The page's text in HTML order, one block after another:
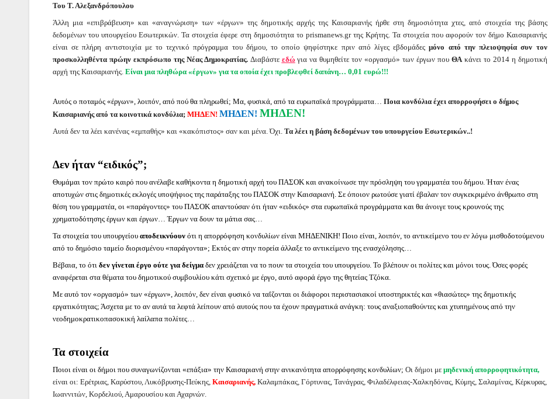
Του Τ. Αλεξανδρόπουλου
Άλλη μια «επιβράβευση» και «αναγνώριση» των «έργων» της δημοτικής αρχής της Καισαριανής ήρθε στη δημοσιότητα χτες, από στοιχεία της βάσης
δεδομένων του υπουργείου Εσωτερικών. Τα στοιχεία έφερε στη δημοσιότητα το prismanews.gr της Κρήτης. Τα στοιχεία που αφορούν τον δήμο Καισαριανής
είναι σε πλήρη αντιστοιχία με το τεχνικό πρόγραμμα του δήμου, το οποίο ψηφίστηκε πριν από λίγες εβδομάδεςμόνο από την πλειοψηφία συν τον
προσκολληθέντα πρώην εκπρόσωπο της Νέας Δημοκρατίας. Διαβάστε εδώ για να θυμηθείτε τον «οργασμό» των έργων που ΘΑκάνει το 2014 η δημοτική
αρχή της Καισαριανής. Είναι μια πληθώρα «έργων» για τα οποία έχει προβλεφθεί δαπάνη… 0,01 ευρώ!!!
Αυτός ο ποταμός «έργων», λοιπόν, από πού θα πληρωθεί; Μα, φυσικά, από τα ευρωπαϊκά προγράμματα… Ποια κονδύλια έχει απορροφήσει ο δήμος
Καισαριανής από τα κοινοτικά κονδύλια; ΜΗΔΕΝ! ΜΗΔΕΝ! ΜΗΔΕΝ!
Αυτά δεν τα λέει κανένας «εμπαθής» και «κακόπιστος» σαν και μένα. Όχι. Τα λέει η βάση δεδομένων του υπουργείου Εσωτερικών..!
Δεν ήταν “ειδικός”;
Θυμάμαι τον πρώτο καιρό που ανέλαβε καθήκοντα η δημοτική αρχή του ΠΑΣΟΚ και ανακοίνωσε την πρόσληψη του γραμματέα του δήμου. Ήταν ένας
αποτυχών στις δημοτικές εκλογές υποψήφιος της παράταξης του ΠΑΣΟΚ στην Καισαριανή. Σε όποιον ρωτούσε γιατί έβαλαν τον συγκεκριμένο άνθρωπο στη
θέση του γραμματέα, οι «παράγοντες» του ΠΑΣΟΚ απαντούσαν ότι ήταν «ειδικός» στα ευρωπαϊκά προγράμματα και θα άνοιγε τους κρουνούς της
χρηματοδότησης έργων και έργων… Έργων να δουν τα μάτια σας…
Τα στοιχεία του υπουργείου αποδεικνύουν ότι η απορρόφηση κονδυλίων είναι ΜΗΔΕΝΙΚΗ! Ποιο είναι, λοιπόν, το αντικείμενο του εν λόγω μισθοδοτούμενου
από το δημόσιο ταμείο διορισμένου «παράγοντα»; Εκτός αν στην πορεία άλλαξε το αντικείμενο της ενασχόλησης…
Βέβαια, το ότι δεν γίνεται έργο ούτε για δείγμα δεν χρειάζεται να το πουν τα στοιχεία του υπουργείου. Το βλέπουν οι πολίτες και μόνοι τους. Όσες φορές
αναφέρεται στα θέματα του δημοτικού συμβουλίου κάτι σχετικό με έργο, αυτό αφορά έργο της θητείας Τζόκα.
Με αυτό τον «οργασμό» των «έργων», λοιπόν, δεν είναι φυσικό να ταΐζονται οι διάφοροι περιστασιακοί υποστηρικτές και «θιασώτες» της δημοτικής
εργατικότητας; Άσχετα με το αν αυτά τα λεφτά λείπουν από αυτούς που τα έχουν πραγματικά ανάγκη: τους αναξιοπαθούντες και χτυπημένους από την
νεοδημοκρατικοπασοκική λαίλαπα πολίτες…
Τα στοιχεία
Ποιοι είναι οι δήμοι που συναγωνίζονται «επάξια» την Καισαριανή στην ανικανότητα απορρόφησης κονδυλίων; Οι δήμοι με μηδενική απορροφητικότητα,
είναι οι: Ερέτριας, Καρύστου, Λυκόβρυσης-Πεύκης, Καισαριανής, Καλαμπάκας, Γόρτυνας, Τανάγρας, Φιλαδέλφειας-Χαλκηδόνας, Κύμης, Σαλαμίνας, Κέρκυρας,
Ιωαννιτών, Κορδελιού, Αμαρουσίου και Αχαρνών.